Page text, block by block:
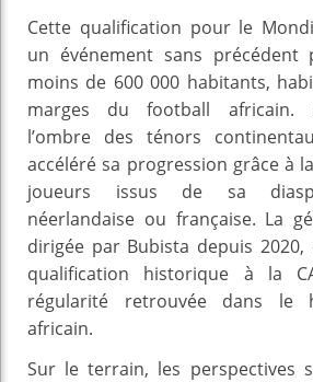
Cette qualification pour le
un événement sans
moins de 600 000 habitants,
marges du football africain.
l’ombre des ténors
accéléré sa progression grâce à
joueurs issus de sa
néerlandaise ou française. La
dirigée par Bubista depuis
qualification historique à la
régularité retrouvée dans le
africain.
Sur le terrain, les perspectives